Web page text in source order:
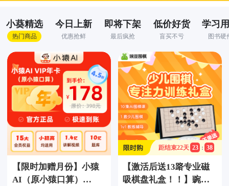
小葵精选
热门商品
今日上新
优惠抢鲜
即将下架
最后疯抢
低价好货
盲买不亏
学习
图书硬
【限时加赠月份】小猿
AI（原小猿口算）
距结束22天 23 : 38
【激活后送13路专业磁
吸棋盘礼盒！！】豌豆